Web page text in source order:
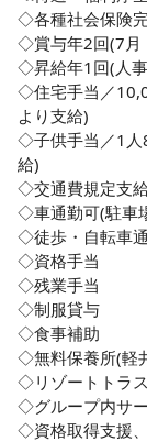
◇各種社会保険
◇賞与年2回(7月
◇昇給年1回(人
◇住宅手当／
より支給)
◇子供手当／1人
給)
◇交通費規定支
◇車通勤可(駐車
◇徒歩・自転車
◇資格手当
◇残業手当
◇制服貸与
◇食事補助
◇無料保養所(軽
◇リゾートトラ
◇グループ内サ
◇資格取得支援